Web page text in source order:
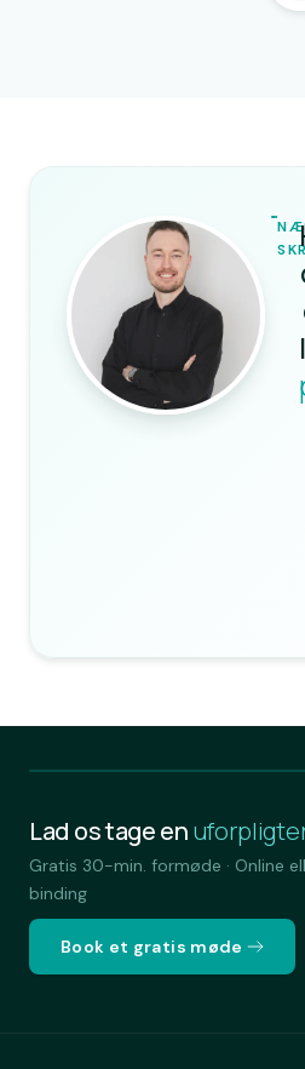
Lad os tage en
Gratis 30-min. formøde · Online
binding
Book et gratis møde